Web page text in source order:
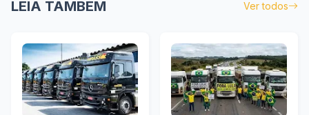
LEIA TAMBÉM Ver todos